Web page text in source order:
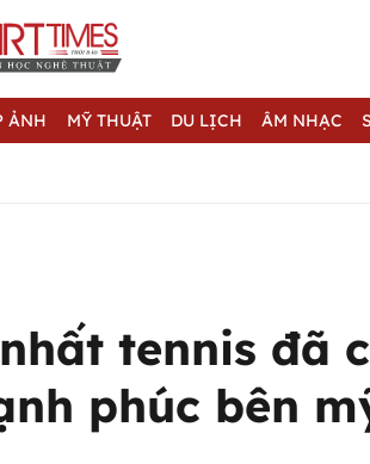
ẢNH MỸ THUẬT DU LỊCH ÂM NHẠC
tennis đã
phúc bên